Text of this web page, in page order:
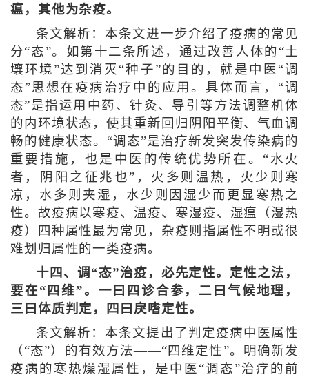
瘟，其他为杂疫。
条文解析：本条文进一步介绍了疫病的常见
分“态”。如第十二条所述，通过改善人体的“土
壤环境”达到消灭“种子”的目的，就是中医“调
态”思想在疫病治疗中的应用。具体而言，“调
态”是指运用中药、针灸、导引等方法调整机体
的内环境状态，使其重新回归阴阳平衡、气血调
畅的健康状态。“调态”是治疗新发突发传染病的
重要措施，也是中医的传统优势所在。“水火
者，阴阳之征兆也”，火多则温热，火少则寒
凉，水多则夹湿，水少则因湿少而更显寒热之
性。故疫病以寒疫、温疫、寒湿疫、湿瘟（湿热
疫）四种属性最为常见，杂疫则指属性不明或很
难划归属性的一类疫病。
十四、调“态”治疫，必先定性。定性之法，
要在“四维”。一曰四诊合参，二曰气候地理，
三曰体质判定，四曰戾嗜定性。
条文解析：本条文提出了判定疫病中医属性
（“态”）的有效方法——“四维定性”。明确新发
疫病的寒热燥湿属性，是中医“调态”治疗的前